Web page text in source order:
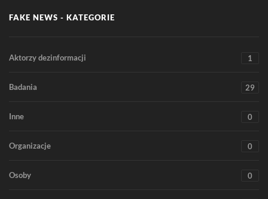
FAKE NEWS - KATEGORIE
Aktorzy dezinformacji 1
Badania 29
Inne 0
Organizacje 0
Osoby 0